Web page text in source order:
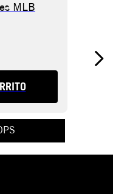
MLB